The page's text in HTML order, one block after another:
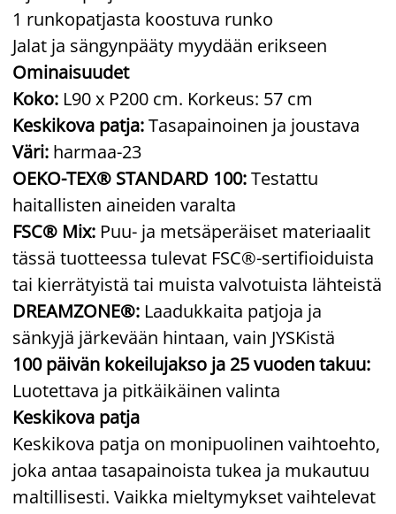
1 runkopatjasta koostuva runko
Jalat ja sängynpääty myydään erikseen
Ominaisuudet
Koko: L90 x P200 cm. Korkeus: 57 cm
Keskikova patja:Tasapainoinen ja joustava
Väri: harmaa-23
OEKO-TEX® STANDARD 100:Testattu
haitallisten aineiden varalta
FSC® Mix: Puu- ja metsäperäiset materiaalit
tässä tuotteessa tulevat FSC®-sertifioiduista
tai kierrätyistä tai muista valvotuista lähteistä
DREAMZONE®: Laadukkaita patjoja ja
sänkyjä järkevään hintaan, vain JYSKistä
100 päivän kokeilujakso ja 25 vuoden takuu:
Luotettava ja pitkäikäinen valinta
Keskikova patja
Keskikova patja on monipuolinen vaihtoehto,
joka antaa tasapainoista tukea ja mukautuu
maltillisesti. Vaikka mieltymykset vaihtelevat